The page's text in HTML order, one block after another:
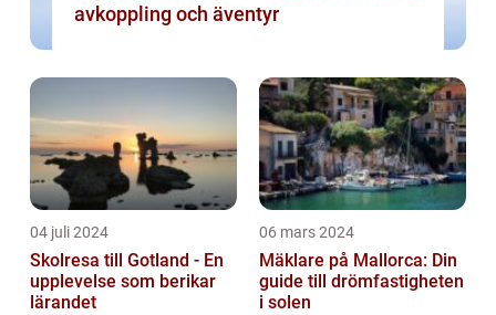
avkoppling och äventyr
04 juli 2024
Skolresa till Gotland - En
upplevelse som berikar
lärandet
06 mars 2024
Mäklare på Mallorca: Din
guide till drömfastigheten
i solen